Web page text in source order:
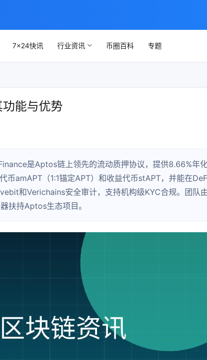
7×24快讯 行业资讯 币圈百科 专题
能与优势
是Aptos链上领先的流动质押协议，提供8.66%年
币amAPT（1:1锚定APT）和收益代币stAPT，并能在
和Verichains安全审计，支持机构级KYC合规。团队
扶持Aptos生态项目。